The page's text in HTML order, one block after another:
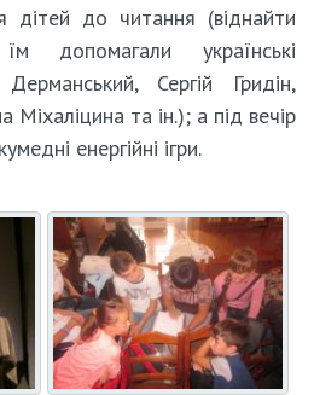
дітей до читання (віднайти
допомагали українські
Сергій Гридін,
Міхаліцина та ін.); а під вечір
енергійні ігри.